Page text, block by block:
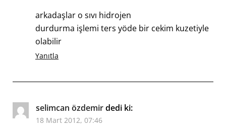
arkadaşlar o sıvı hidrojen
durdurma işlemi ters yöde bir cekim kuzetiyle
olabilir
Yanıtla
selimcan özdemirdedi ki:
18 Mart 2012, 07:46